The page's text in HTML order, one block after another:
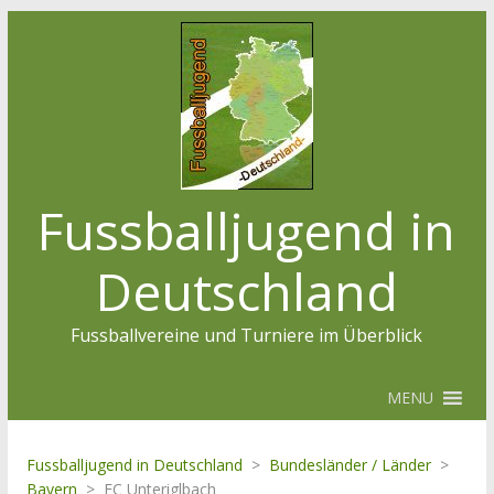
Fussballjugend in
Deutschland
Fussballvereine und Turniere im Überblick
MENU
Fussballjugend in Deutschland > Bundesländer / Länder >
Bayern > FC Unteriglbach